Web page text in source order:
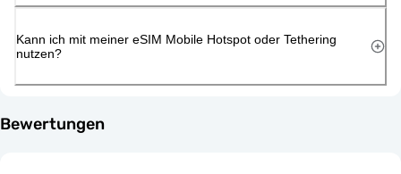
Kann ich mit meiner eSIM Mobile Hotspot oder Tethering
nutzen?
Bewertungen